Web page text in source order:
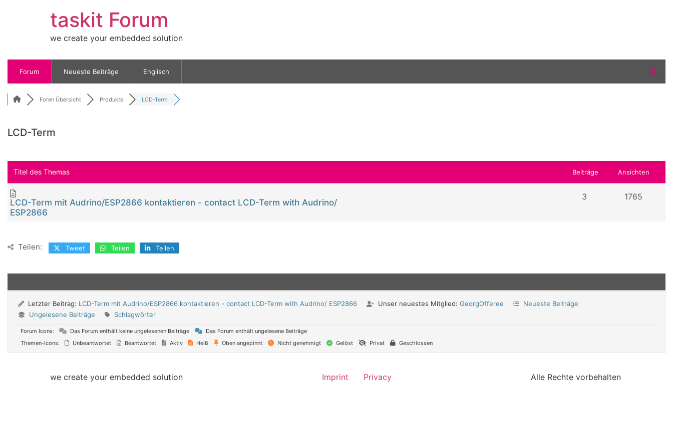
taskit Forum
we create your embedded solution
Forum Neueste Beiträge Englisch
Foren Übersicht Produkte LCD-Term
LCD-Term
Titel des Themas Ansichten
Beiträge
LCD-Term mit Audrino/ESP2866 kontaktieren - contact LCD-Term with Audrino/
ESP2866
1765
3
Teilen: Tweet Teilen Teilen
Letzter Beitrag: LCD-Term mit Audrino/ESP2866 kontaktieren - contact LCD-Term with Audrino/ ESP2866 Unser neuestes Mitglied: GeorgOfferee
Neueste Beiträge
Ungelesene Beiträge
Schlagwörter
Forum Icons: Das Forum enthält keine ungelesenen Beiträge
Das Forum enthält ungelesene Beiträge
Themen-Icons:
Unbeantwortet Beantwortet Aktiv Heiß Oben angepinnt Nicht genehmigt Gelöst Privat Geschlossen
we create your embedded solution Imprint Privacy Alle Rechte vorbehalten